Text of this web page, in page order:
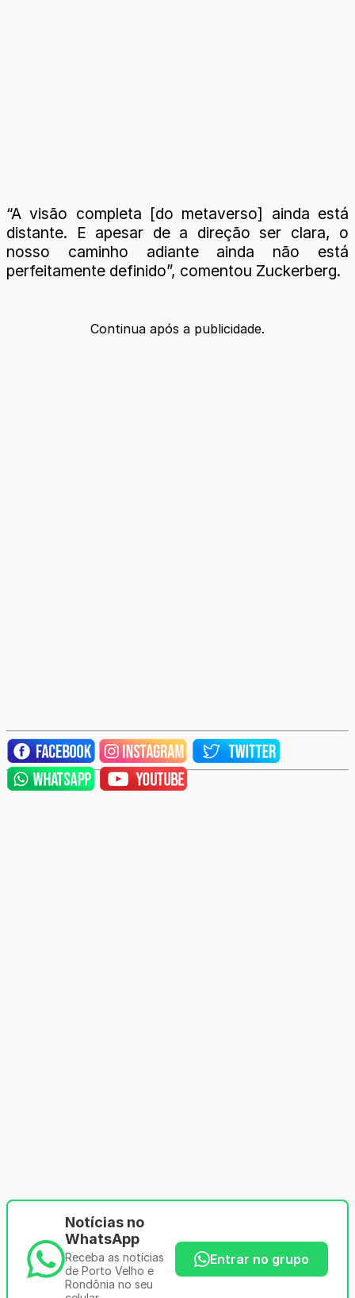
“A visão completa [do metaverso] ainda está
distante. E apesar de a direção ser clara, o
nosso caminho adiante ainda não está
perfeitamente definido”, comentou Zuckerberg.
Continua após a publicidade.
Notícias no
WhatsApp
Receba as notícias
de Porto Velho e
Rondônia no seu
Entrar no grupo